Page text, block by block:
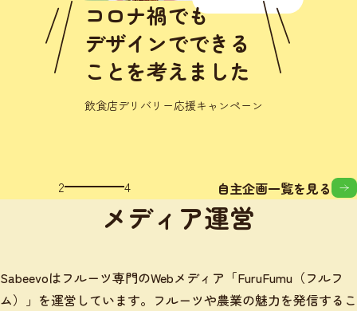
人にも
優しい
3 4 自主企画一覧を見る
メディア運営
Sabeevoはフルーツ専門のWebメディア「FuruFumu（フルフ
ム）」を運営しています。フルーツや農業の魅力を発信するこ